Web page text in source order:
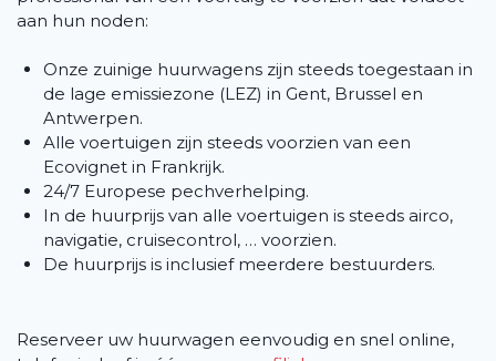
aan hun noden:
Onze zuinige huurwagens zijn steeds toegestaan in
de lage emissiezone (LEZ) in Gent, Brussel en
Antwerpen.
Alle voertuigen zijn steeds voorzien van een
Ecovignet in Frankrijk.
24/7 Europese pechverhelping.
In de huurprijs van alle voertuigen is steeds airco,
navigatie, cruisecontrol, … voorzien.
De huurprijs is inclusief meerdere bestuurders.
Reserveer uw huurwagen eenvoudig en snel online,